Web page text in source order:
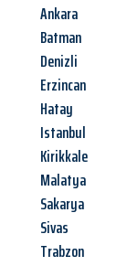
Ankara
Batman
Denizli
Erzincan
Hatay
Istanbul
Kirikkale
Malatya
Sakarya
Sivas
Trabzon